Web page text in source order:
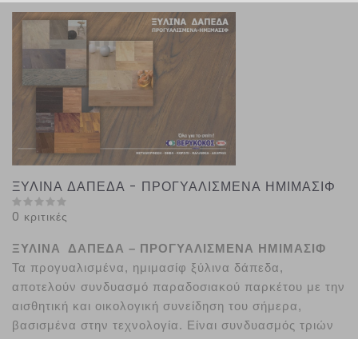
ΞΥΛΙΝΑ ΔΑΠΕΔΑ - ΠΡΟΓΥΑΛΙΣΜΕΝΑ ΗΜΙΜΑΣΙΦ
0 κριτικές
ΞΥΛΙΝΑ ΔΑΠΕΔΑ – ΠΡΟΓΥΑΛΙΣΜΕΝΑ ΗΜΙΜΑΣΙΦ
Τα προγυαλισμένα, ημιμασίφ ξύλινα δάπεδα,
αποτελούν συνδυασμό παραδοσιακού παρκέτου με την
αισθητική και οικολογική συνείδηση του σήμερα,
βασισμένα στην τεχνολογία. Είναι συνδυασμός τριών